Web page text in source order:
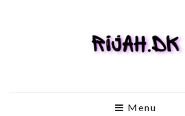
Menu